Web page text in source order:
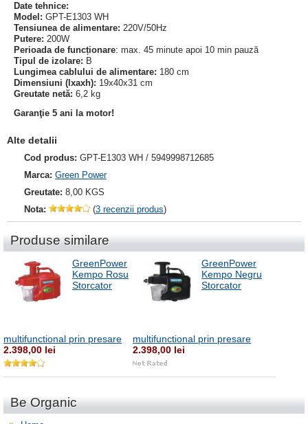
Date tehnice:
Model: GPT-E1303 WH
Tensiunea de alimentare: 220V/50Hz
Putere: 200W
Perioada de funcționare: max. 45 minute apoi 10 min pauză
Tipul de izolare: B
Lungimea cablului de alimentare: 180 cm
Dimensiuni (lxaxh): 19x40x31 cm
Greutate netă: 6,2 kg
Garanţie 5 ani la motor!
Alte detalii
Cod produs: GPT-E1303 WH / 5949998712685
Marca: Green Power
Greutate: 8,00 KGS
Nota:
(3 recenzii produs)
Produse similare
GreenPower
Kempo Rosu
Storcator
multifunctional prin presare
2.398,00 lei
GreenPower
Kempo Negru
Storcator
multifunctional prin presare
2.398,00 lei
Be Organic